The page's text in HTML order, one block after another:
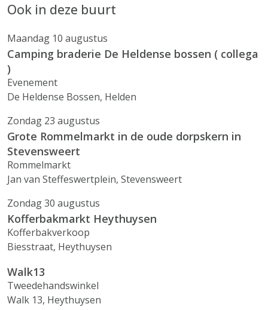
Ook in deze buurt
Maandag 10 augustus
Camping braderie De Heldense bossen ( collega
)
Evenement
De Heldense Bossen, Helden
Zondag 23 augustus
Grote Rommelmarkt in de oude dorpskern in
Stevensweert
Rommelmarkt
Jan van Steffeswertplein, Stevensweert
Zondag 30 augustus
Kofferbakmarkt Heythuysen
Kofferbakverkoop
Biesstraat, Heythuysen
Walk13
Tweedehandswinkel
Walk 13, Heythuysen